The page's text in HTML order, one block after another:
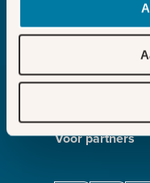
Voor partners